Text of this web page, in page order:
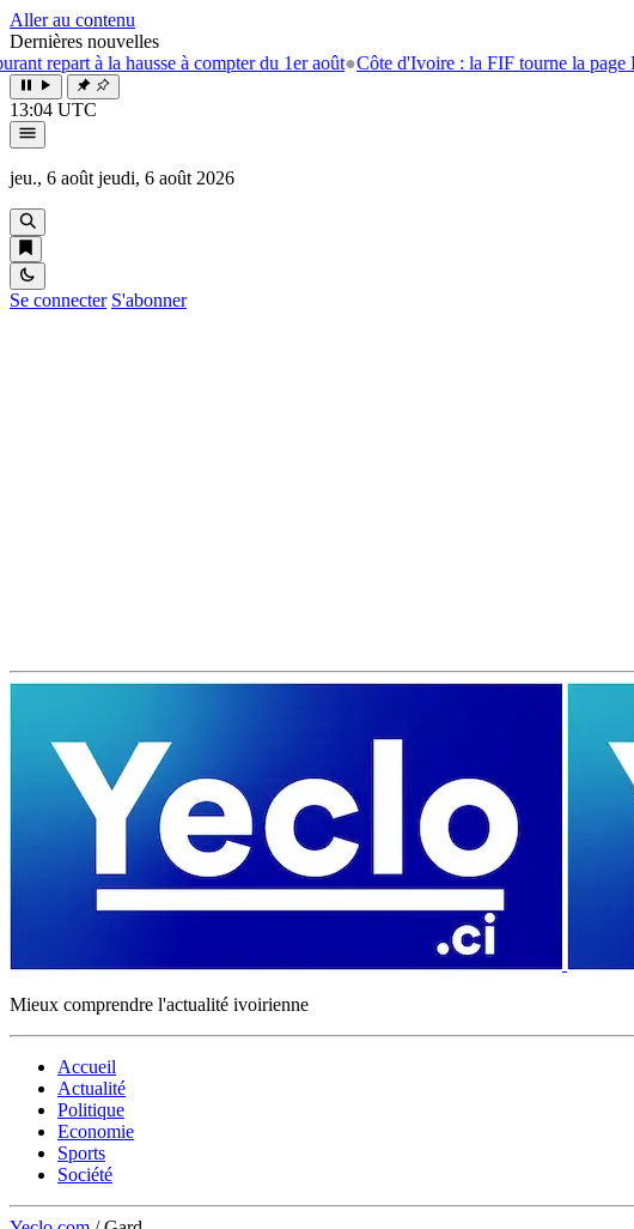
Aller au contenu
Dernières nouvelles
à la hausse à compter du 1er août●Côte d'Ivoire : la FIF tourne la page Emerse
13:04 UTC
jeu., 6 août jeudi, 6 août 2026
Se connecter S'abonner
Mieux comprendre l'actualité ivoirienne
Accueil
Actualité
Politique
Economie
Sports
Société